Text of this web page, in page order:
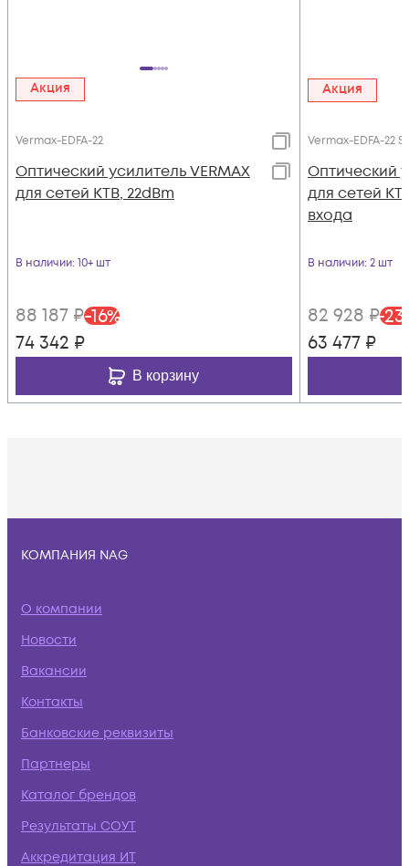
Акция
Vermax-EDFA-22
Оптический усилитель VERMAX
для сетей КТВ, 22dBm
В наличии: 10+ шт
88 187 ₽-16%
74 342 ₽
В корзину
Акция
Vermax-EDFA-22 S
Оптический
для сетей
входа
В наличии: 2 шт
82 928 ₽-23
63 477 ₽
КОМПАНИЯ NAG
О компании
Новости
Вакансии
Контакты
Банковские реквизиты
Партнеры
Каталог брендов
Результаты СОУТ
Аккредитация ИТ